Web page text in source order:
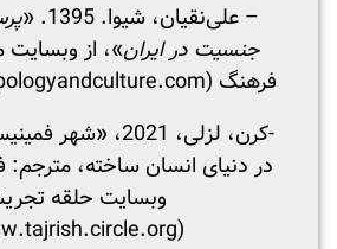
– علی‌نقیان، شیوا. 1395. «
جنسیت در ایران»، از
فرهنگ (www.anthropologyandculture.com)
-کرن، لزلی، 2021،
در دنیای انسان ساخته، مترجم:
وبسایت حلقه
(www.tajrish.circle.org)